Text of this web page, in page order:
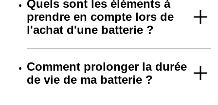
Quels sont les éléments à
prendre en compte lors de
l'achat d'une batterie ?
Comment prolonger la durée
de vie de ma batterie ?